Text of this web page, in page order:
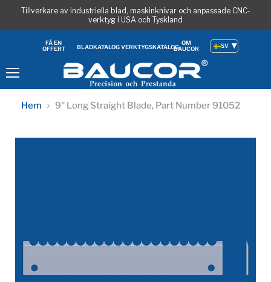
Tillverkare av industriella blad, maskinknivar och anpassade CNC-
verktyg i USA och Tyskland
FÅ EN
OFFERT
BLADKATALOG VERKTYGSKATALOG
OM
BAUCOR
SV
Hem 9" Long Straight Blade, Part Number 91052